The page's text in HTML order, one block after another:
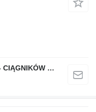
SMUSZKIEWICZ IMPORT - EXPORT - CIĄGNIKÓW SIODŁOWYCH I NACZEP